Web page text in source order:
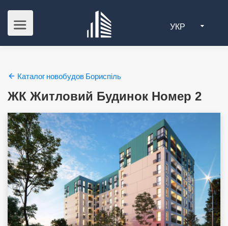
УКР
Каталог новобудов Бориспіль
ЖК Житловий Будинок Номер 2